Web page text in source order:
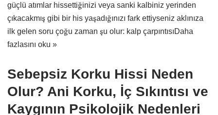
güçlü atımlar hissettiğinizi veya sanki kalbiniz yerinden
çıkacakmış gibi bir his yaşadığınızı fark ettiyseniz aklınıza
ilk gelen soru çoğu zaman şu olur: kalp çarpıntısıDaha
fazlasını oku »
Sebepsiz Korku Hissi Neden
Olur? Ani Korku, İç Sıkıntısı ve
Kaygının Psikolojik Nedenleri